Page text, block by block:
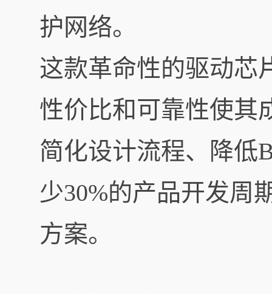
护网络。
这款革命性的驱动芯
性价比和可靠性使其
简化设计流程、降低
少30%的产品开发周
方案。